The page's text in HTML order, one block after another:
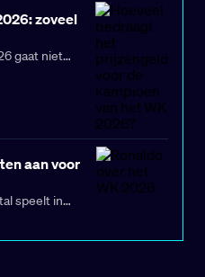
Enkele
zoveel
gaat niet
december
in Doha,
aan voor
speelt in